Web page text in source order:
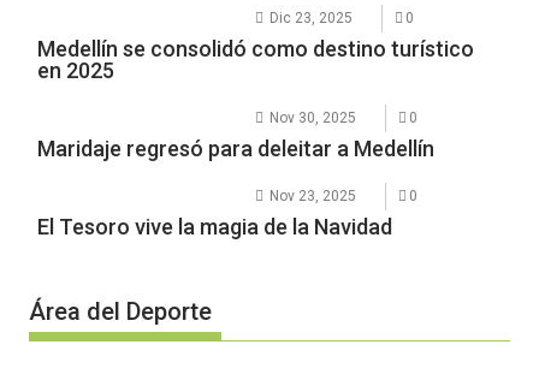
Dic 23, 2025 0
Medellín se consolidó como destino turístico
en 2025
Nov 30, 2025 0
Maridaje regresó para deleitar a Medellín
Nov 23, 2025 0
El Tesoro vive la magia de la Navidad
Área del Deporte